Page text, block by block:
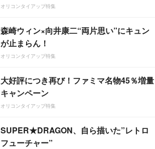
オリコンタイアップ特集
森崎ウィン×向井康二“両片思い”にキュン
が止まらん！
オリコンタイアップ特集
大好評につき再び！ファミマ名物45％増量
キャンペーン
オリコンタイアップ特集
SUPER★DRAGON、自ら描いた”レトロ
フューチャー”